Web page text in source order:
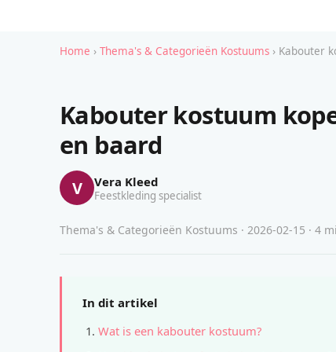
Home › Thema's & Categorieën Kostuums › Kabouter
Kabouter kostuum
en baard
V Vera Kleed
Feestkleding specialist
Thema's & Categorieën Kostuums · 2026-02-15 · 4
In dit artikel
Wat is een kabouter kostuum?